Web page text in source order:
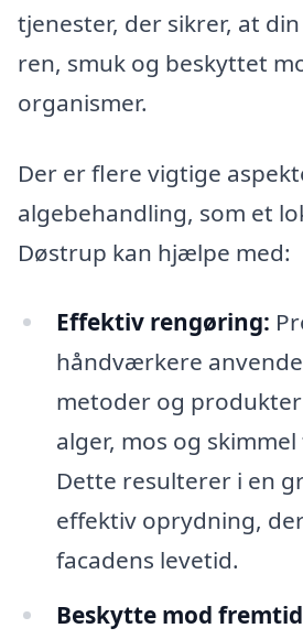
tjenester, der sikrer, at
ren, smuk og beskyttet
organismer.
Der er flere vigtige
algebehandling, som et
Døstrup kan hjælpe med:
Effektiv rengøring:
håndværkere
metoder og
alger, mos og
Dette resulterer i en
effektiv oprydning,
facadens levetid.
Beskytte mod